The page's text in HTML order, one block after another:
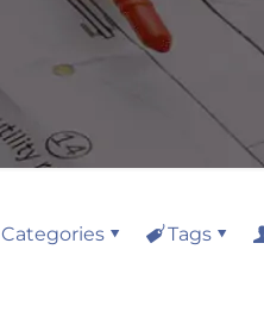
Categories Tags